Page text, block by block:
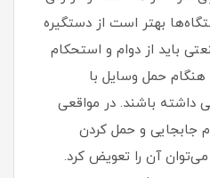
بهتر است از دستگیره
باید از دوام و استحکام
هنگام حمل وسایل با
باشند. در مواقعی
جابجایی و حمل کردن
آن را تعویض کرد.